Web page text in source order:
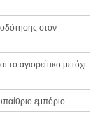
στον
αγιορείτικο μετόχι
εμπόριο